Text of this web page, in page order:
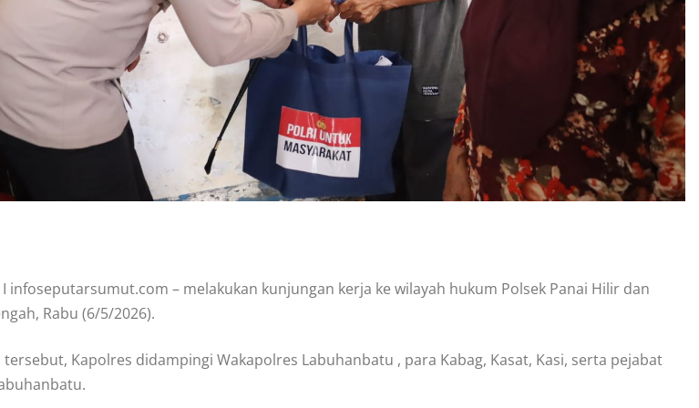
I infoseputarsumut.com – melakukan kunjungan kerja ke wilayah hukum Polsek Panai Hilir dan
Rabu (6/5/2026).
tersebut, Kapolres didampingi Wakapolres Labuhanbatu , para Kabag, Kasat, Kasi, serta pejabat